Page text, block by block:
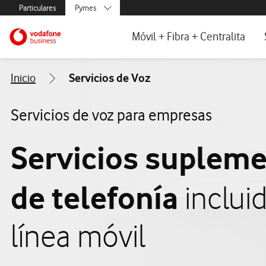
Menús secundarios. Enlace a particulares, empresas y
Particulares
Menus de segmentación para empresas y autónomos
Pymes
y AA.PP.
Ir a la pagina principal de vodafone.esMóvil + Fibra + Centralita
Inicio Servicios de Voz
Servicios de voz para empresas
Servicios
de telefonía
línea móvil
Abrir formulario de solicitud de contacto